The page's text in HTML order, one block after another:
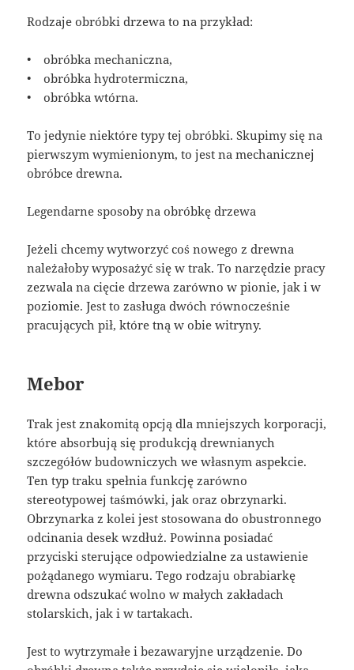
Rodzaje obróbki drzewa to na przykład:
• obróbka mechaniczna,
• obróbka hydrotermiczna,
• obróbka wtórna.
To jedynie niektóre typy tej obróbki. Skupimy się na
pierwszym wymienionym, to jest na mechanicznej
obróbce drewna.
Legendarne sposoby na obróbkę drzewa
Jeżeli chcemy wytworzyć coś nowego z drewna
należałoby wyposażyć się w trak. To narzędzie pracy
zezwala na cięcie drzewa zarówno w pionie, jak i w
poziomie. Jest to zasługa dwóch równocześnie
pracujących pił, które tną w obie witryny.
Mebor
Trak jest znakomitą opcją dla mniejszych korporacji,
które absorbują się produkcją drewnianych
szczegółów budowniczych we własnym aspekcie.
Ten typ traku spełnia funkcję zarówno
stereotypowej taśmówki, jak oraz obrzynarki.
Obrzynarka z kolei jest stosowana do obustronnego
odcinania desek wzdłuż. Powinna posiadać
przyciski sterujące odpowiedzialne za ustawienie
pożądanego wymiaru. Tego rodzaju obrabiarkę
drewna odszukać wolno w małych zakładach
stolarskich, jak i w tartakach.
Jest to wytrzymałe i bezawaryjne urządzenie. Do